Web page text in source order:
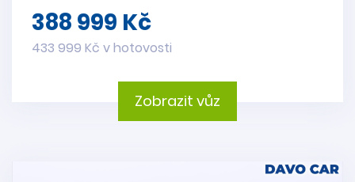
388 999 Kč
433 999 Kč v hotovosti
Zobrazit vůz